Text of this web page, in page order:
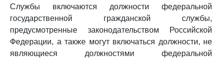
Службы включаются должности федеральной
государственной гражданской службы,
предусмотренные законодательством Российской
Федерации, а также могут включаться должности, не
являющиеся должностями федеральной